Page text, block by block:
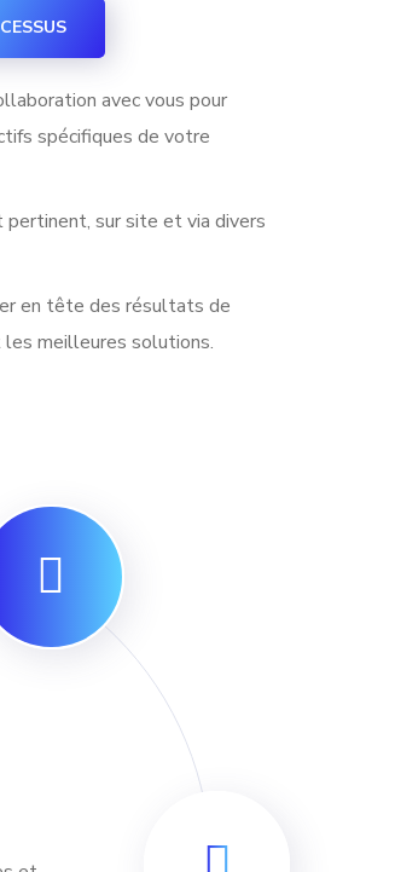
avec vous pour
spécifiques de votre
sur site et via divers
en tête des résultats de
les meilleures solutions.